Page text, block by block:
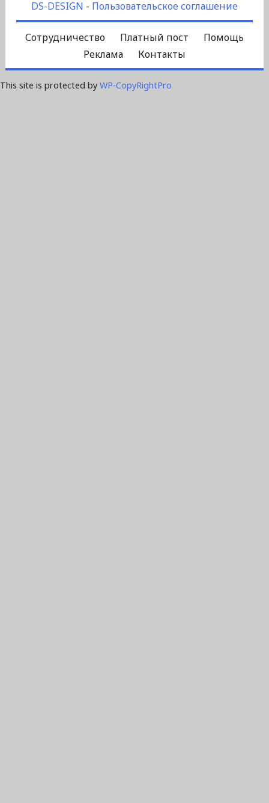
DS-DESIGN - Пользовательское соглашение
Сотрудничество Платный пост
Помощь
Реклама
Контакты
This site is protected by WP-CopyRightPro